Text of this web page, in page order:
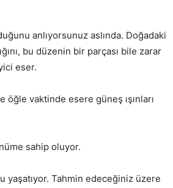
anlıyorsunuz aslında. Doğadaki
bu düzenin bir parçası bile zarar
eser.
öğle vaktinde esere güneş ışınları
sahip oluyor.
yaşatıyor. Tahmin edeceğiniz üzere